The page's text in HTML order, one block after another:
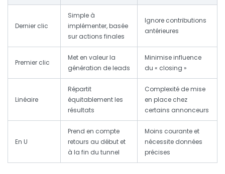
Dernier clic
Simple à
implémenter, basée
sur actions finales
Ignore contributions
antérieures
Premier clic
Met en valeur la
génération de leads
Minimise influence
du « closing »
Linéaire
Répartit
équitablement les
résultats
Complexité de mise
en place chez
certains annonceurs
En U
Prend en compte
retours au début et
à la fin du tunnel
Moins courante et
nécessite données
précises